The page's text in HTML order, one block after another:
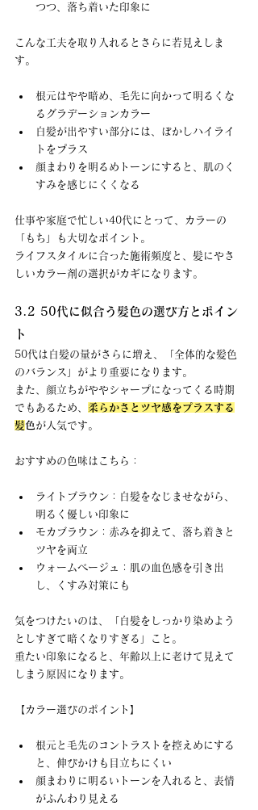
つつ、落ち着いた印象に
こんな工夫を取り入れるとさらに若見えしま
す。
根元はやや暗め、毛先に向かって明るくな
るグラデーションカラー
白髪が出やすい部分には、ぼかしハイライ
トをプラス
顔まわりを明るめトーンにすると、肌のく
すみを感じにくくなる
仕事や家庭で忙しい40代にとって、カラーの
「もち」も大切なポイント。
ライフスタイルに合った施術頻度と、髪にやさ
しいカラー剤の選択がカギになります。
3.2 50代に似合う髪色の選び方とポイン
ト
50代は白髪の量がさらに増え、「全体的な髪色
のバランス」がより重要になります。
また、顔立ちがややシャープになってくる時期
でもあるため、 柔らかさとツヤ感をプラスする
髪色が人気です。
おすすめの色味はこちら：
ライトブラウン：白髪をなじませながら、
明るく優しい印象に
モカブラウン：赤みを抑えて、落ち着きと
ツヤを両立
ウォームベージュ：肌の血色感を引き出
し、くすみ対策にも
気をつけたいのは、「白髪をしっかり染めよう
としすぎて暗くなりすぎる」こと。
重たい印象になると、年齢以上に老けて見えて
しまう原因になります。
【カラー選びのポイント】
根元と毛先のコントラストを控えめにする
と、伸びかけも目立ちにくい
顔まわりに明るいトーンを入れると、表情
がふんわり見える